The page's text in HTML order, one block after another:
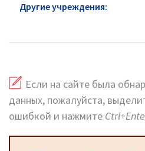
Другие учреждения:
Если на сайте была
данных, пожалуйста,
ошибкой и нажмите